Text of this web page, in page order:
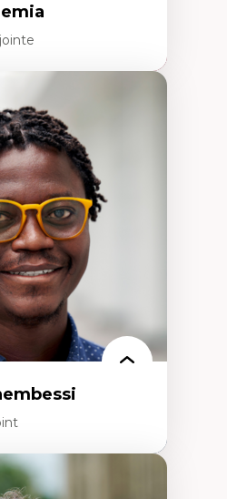
et représentations
et usages au Canada
et représentations des
dans l'espace
et urbain
et décolonisation des